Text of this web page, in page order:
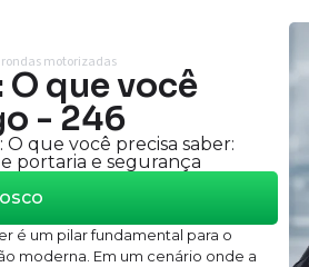
rondas motorizadas
que você
- 246
que você precisa saber:
portaria e segurança
é um pilar fundamental para o
moderna. Em um cenário onde a